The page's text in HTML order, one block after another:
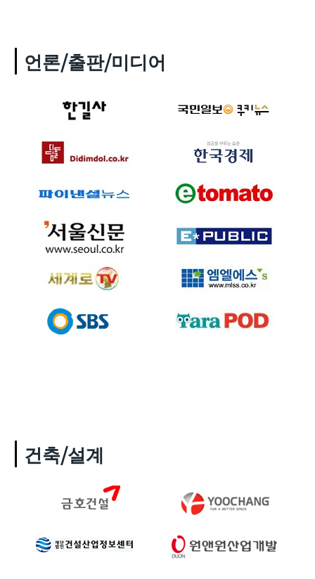
언론/출판/미디어
건축/설계